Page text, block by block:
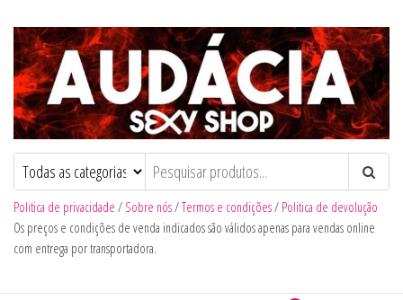
Audacia Sexy Shop
Politica de privacidade / Sobre nós/Termos e condições/ Politica de devolução
Os preços e condições de venda indicados são válidos apenas para vendas online
com entrega por transportadora.